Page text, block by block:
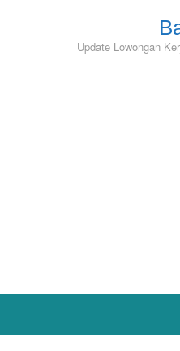
Update Lowongan